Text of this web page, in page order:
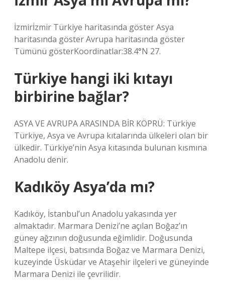
İzmirİzmir Türkiye haritasında göster Asya
haritasında göster Avrupa haritasında göster
Tümünü gösterKoordinatlar:38.4°N 27.
Türkiye hangi iki kıtayı
birbirine bağlar?
ASYA VE AVRUPA ARASINDA BİR KÖPRÜ: Türkiye
Türkiye, Asya ve Avrupa kıtalarında ülkeleri olan bir
ülkedir. Türkiye’nin Asya kıtasında bulunan kısmına
Anadolu denir.
Kadıköy Asya’da mı?
Kadıköy, İstanbul’un Anadolu yakasında yer
almaktadır. Marmara Denizi’ne açılan Boğaz’ın
güney ağzının doğusunda eğimlidir. Doğusunda
Maltepe ilçesi, batısında Boğaz ve Marmara Denizi,
kuzeyinde Üsküdar ve Ataşehir ilçeleri ve güneyinde
Marmara Denizi ile çevrilidir.